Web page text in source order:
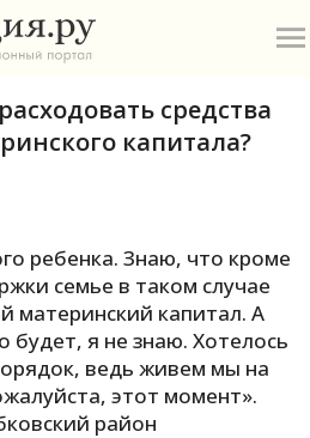
О
П
средства
капитала?
ребенка. Знаю, что кроме
семье в таком случае
материнский капитал. А
будет, я не знаю. Хотелось
ведь живем мы на
этот момент».
район